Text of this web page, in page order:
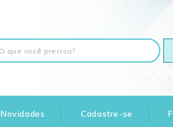
Novidades Cadastre-se